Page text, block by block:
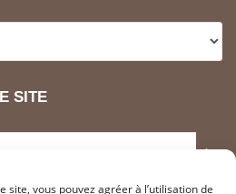
site, vous pouvez agréer à l’utilisation de
SITE
>